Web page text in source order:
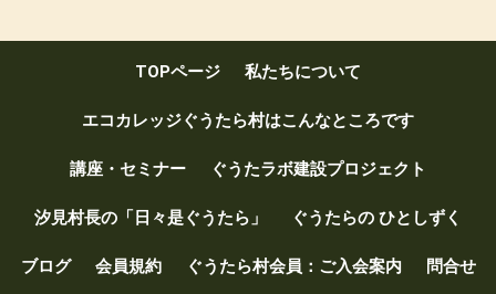
o
o
k
TOPページ 私たちについて
エコカレッジぐうたら村はこんなところです
講座・セミナー ぐうたラボ建設プロジェクト
汐見村長の「日々是ぐうたら」 ぐうたらの ひとしずく
ブログ 会員規約 ぐうたら村会員：ご入会案内 問合せ